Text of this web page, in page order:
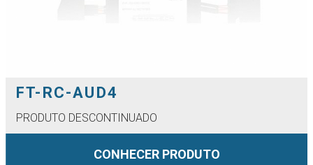
FT-RC-AUD4
PRODUTO DESCONTINUADO
CONHECER PRODUTO